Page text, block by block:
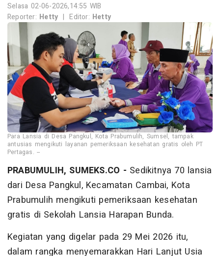
Selasa 02-06-2026,14:55 WIB
Reporter: Hetty | Editor: Hetty
Para Lansia di Desa Pangkul, Kota Prabumulih, Sumsel, tampak
antusias mengikuti layanan pemeriksaan kesehatan gratis oleh PT
Pertagas. --
PRABUMULIH, SUMEKS.CO - Sedikitnya 70 lansia
dari Desa Pangkul, Kecamatan Cambai, Kota
Prabumulih mengikuti pemeriksaan kesehatan
gratis di Sekolah Lansia Harapan Bunda.
Kegiatan yang digelar pada 29 Mei 2026 itu,
dalam rangka menyemarakkan Hari Lanjut Usia